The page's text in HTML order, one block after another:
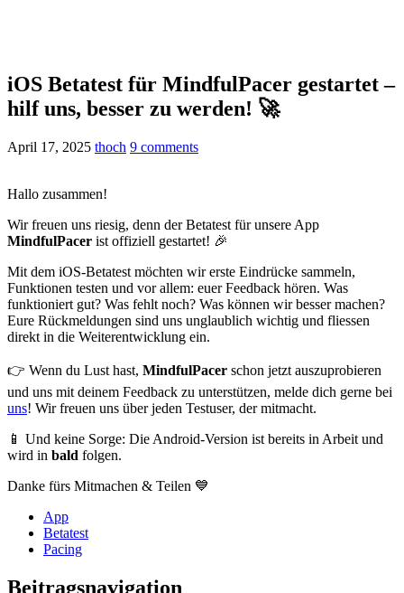
iOS Betatest für MindfulPacer gestartet –
hilf uns, besser zu werden! 🚀
April 17, 2025 thoch 9 comments
Hallo zusammen!
Wir freuen uns riesig, denn der Betatest für unsere App
MindfulPacer ist offiziell gestartet! 🎉
Mit dem iOS-Betatest möchten wir erste Eindrücke sammeln,
Funktionen testen und vor allem: euer Feedback hören. Was
funktioniert gut? Was fehlt noch? Was können wir besser machen?
Eure Rückmeldungen sind uns unglaublich wichtig und fliessen
direkt in die Weiterentwicklung ein.
👉 Wenn du Lust hast, MindfulPacer schon jetzt auszuprobieren
und uns mit deinem Feedback zu unterstützen, melde dich gerne bei
uns! Wir freuen uns über jeden Testuser, der mitmacht.
📱 Und keine Sorge: Die Android-Version ist bereits in Arbeit und
wird in bald folgen.
Danke fürs Mitmachen & Teilen 💙
App
Betatest
Pacing
Beitragsnavigation